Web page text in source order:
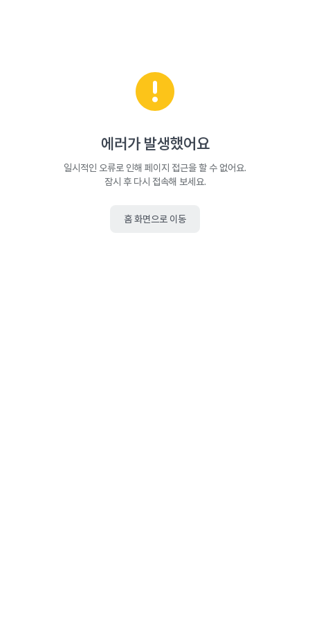
에러가 발생했어요
일시적인 오류로 인해 페이지 접근을 할 수 없어요.
잠시 후 다시 접속해 보세요.
홈 화면으로 이동